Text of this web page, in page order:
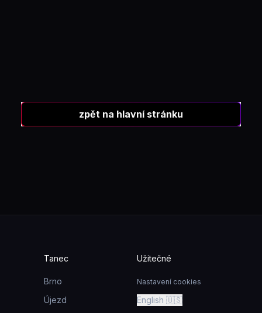
zpět na hlavní stránku
Tanec
Brno
Újezd
Užitečné
Nastavení cookies
English 🇺🇸